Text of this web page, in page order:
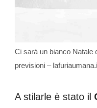
Ci sarà un bianco Natale
previsioni –
A stilarle è stato il